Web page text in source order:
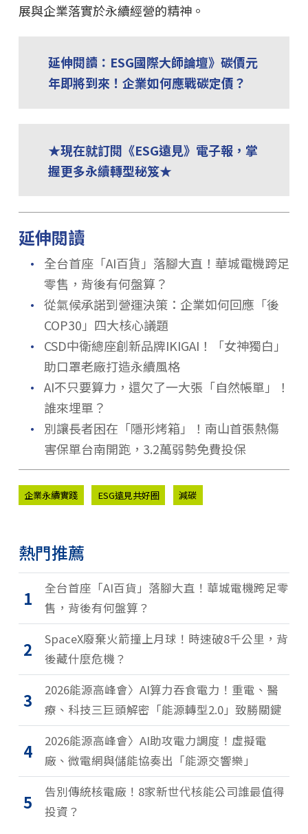
展與企業落實於永續經營的精神。
延伸閱讀：ESG國際大師論壇》碳價元
年即將到來！企業如何應戰碳定價？
★現在就訂閱《ESG遠見》電子報，掌
握更多永續轉型秘笈★
延伸閱讀
．
全台首座「AI百貨」落腳大直！華城電機跨足
零售，背後有何盤算？
． 從氣候承諾到營運決策：企業如何回應「後
COP30」四大核心議題
．
CSD中衛總座創新品牌IKIGAI！「女神獨白」
助口罩老廠打造永續風格
． AI不只要算力，還欠了一大張「自然帳單」！
誰來埋單？
．
別讓長者困在「隱形烤箱」！南山首張熱傷
害保單台南開跑，3.2萬弱勢免費投保
企業永續實踐 ESG遠見共好圈 減碳
熱門推薦
1
全台首座「AI百貨」落腳大直！華城電機跨足零
售，背後有何盤算？
2
SpaceX廢棄火箭撞上月球！時速破8千公里，背
後藏什麼危機？
3
2026能源高峰會〉AI算力吞食電力！重電、醫
療、科技三巨頭解密「能源轉型2.0」致勝關鍵
4
2026能源高峰會〉AI助攻電力調度！虛擬電
廠、微電網與儲能協奏出「能源交響樂」
5
告別傳統核電廠！8家新世代核能公司誰最值得
投資？